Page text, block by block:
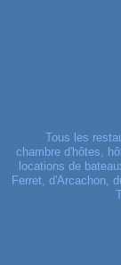
Tous les
chambre d'hôtes,
locations de
Ferret, d'Arcachon,